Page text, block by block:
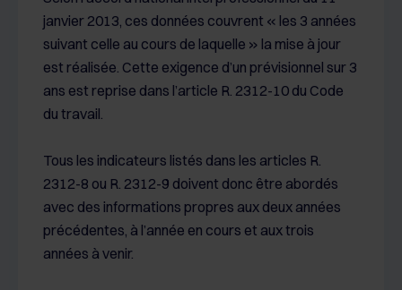
janvier 2013, ces données couvrent « les 3 années
suivant celle au cours de laquelle » la mise à jour
est réalisée. Cette exigence d’un prévisionnel sur 3
ans est reprise dans l’article R. 2312-10 du Code
du travail.
Tous les indicateurs listés dans les articles R.
2312-8 ou R. 2312-9 doivent donc être abordés
avec des informations propres aux deux années
précédentes, à l’année en cours et aux trois
années à venir.